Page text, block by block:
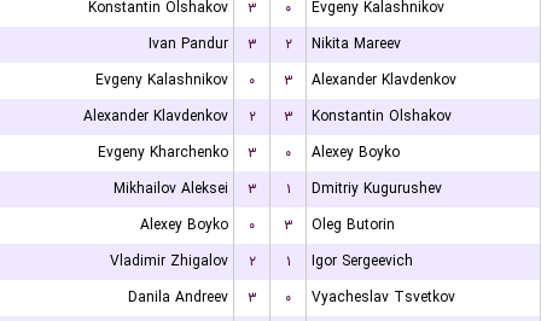
Konstantin Olshakov ۳ ۰
Evgeny Kalashnikov
Ivan Pandur
۳ ۲
Nikita Mareev
Evgeny Kalashnikov
۰ ۳
Alexander Klavdenkov
Alexander Klavdenkov
۲ ۳
Konstantin Olshakov
Evgeny Kharchenko
۳ ۰
Alexey Boyko
Mikhailov Aleksei
۳ ۱
Dmitriy Kugurushev
Alexey Boyko
۰ ۳
Oleg Butorin
Vladimir Zhigalov
۲ ۱
Igor Sergeevich
Danila Andreev
۳ ۰
Vyacheslav Tsvetkov